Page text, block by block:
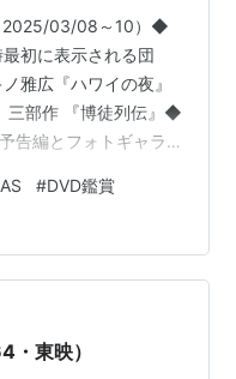
2025/03/08～10）◆
初に表示される団
雅広『ハワイの夜』
三部作 『博徒列伝』◆
編とフォトギャラリ
）、鶴田浩二、高倉
、山城新伍、南田洋
藤山寛美、片岡千恵
を知ってる人笠置シ
◆誰それに似てるの
#DVD鑑賞
・東映）